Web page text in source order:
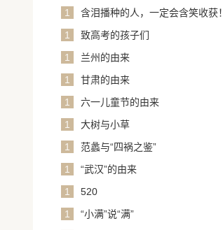
1
含泪播种的人，一定会含笑收获！
1
致高考的孩子们
1
兰州的由来
1
甘肃的由来
1
六一儿童节的由来
1
大树与小草
1
范蠡与“四祸之鉴”
1
“武汉”的由来
1
520
1
“小满”说“满”